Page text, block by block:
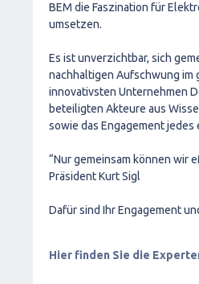
BEM die Faszination für
umsetzen.
Es ist unverzichtbar, sich
nachhaltigen Aufschwung im
innovativsten Unternehmen
beteiligten Akteure aus
sowie das Engagement
“Nur gemeinsam können wir
Präsident Kurt Sigl
Dafür sind Ihr Engagement
Hier finden Sie die